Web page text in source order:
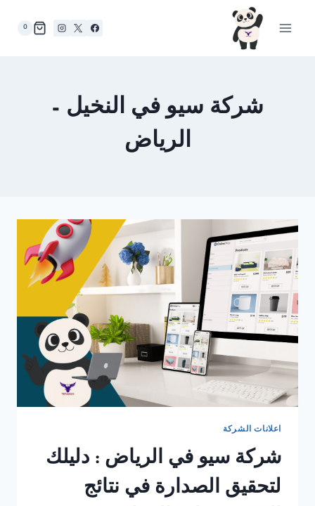
0
شركة سيو في النخيل –
الرياض
اعلانات الشركة
شركة سيو في الرياض : دليلك
لتحقيق الصدارة في نتائج